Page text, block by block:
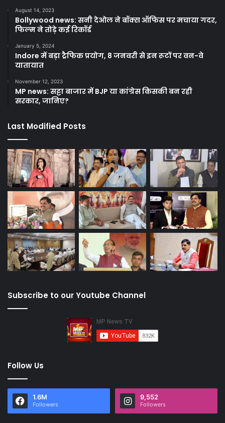
August 14, 2023
Bollywood news: सनी देओल ने बॉक्स ऑफिस पर मचाया गदर,
फिल्म ने तोड़े कई रिकॉर्ड
January 5, 2024
Indore में बड़ा ट्रैफिक प्रयोग, 8 जनवरी से इन रूटों पर वन-वे
यातायात
November 12, 2023
MP news: सट्टा बाजार में BJP या कांग्रेस किसकी बन रही
सरकार, जानिए?
Last Modified Posts
Subscribe to our Youtube Channel
Follow Us
1.6M
Followers
9,552
Followers